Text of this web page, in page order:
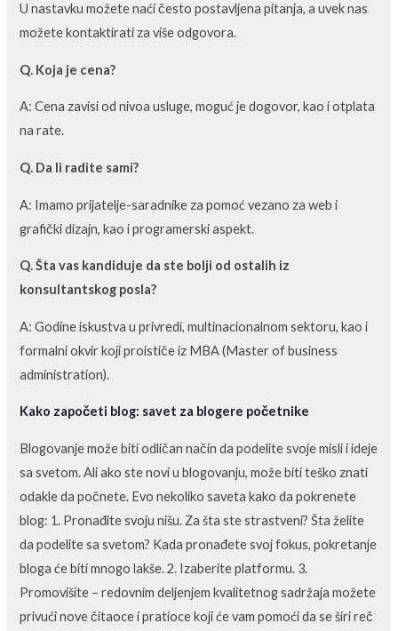
U nastavku možete naći često postavljena pitanja, a uvek nas
možete kontaktirati za više odgovora.
Q. Koja je cena?
A: Cena zavisi od nivoa usluge, moguć je dogovor, kao i otplata
na rate.
Q. Da li radite sami?
A: Imamo prijatelje-saradnike za pomoć vezano za web i
grafički dizajn, kao i programerski aspekt.
Q. Šta vas kandiduje da ste bolji od ostalih iz
konsultantskog posla?
A: Godine iskustva u privredi, multinacionalnom sektoru, kao i
formalni okvir koji proističe iz MBA (Master of business
administration).
Kako započeti blog: savet za blogere početnike
Blogovanje može biti odličan način da podelite svoje misli i ideje
sa svetom. Ali ako ste novi u blogovanju, može biti teško znati
odakle da počnete. Evo nekoliko saveta kako da pokrenete
blog: 1. Pronađite svoju nišu. Za šta ste strastveni? Šta želite
da podelite sa svetom? Kada pronađete svoj fokus, pokretanje
bloga će biti mnogo lakše. 2. Izaberite platformu. 3.
Promovišite – redovnim deljenjem kvalitetnog sadržaja možete
privući nove čitaoce i pratioce koji će vam pomoći da se širi reč